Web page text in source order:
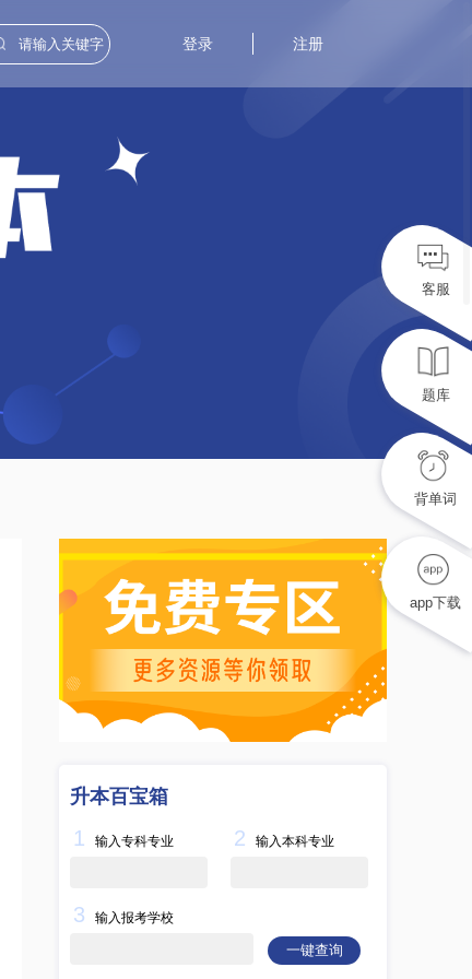
登录 注册
升本百宝箱
1 输入专科专业 2 输入本科专业
3 输入报考学校
一键查询
客服
题库
背单词
app下载